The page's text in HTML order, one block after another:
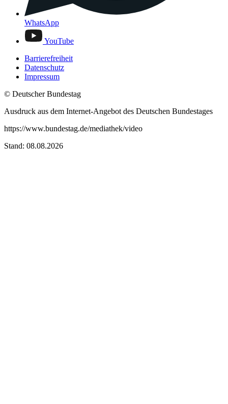
WhatsApp
YouTube
Barrierefreiheit
Datenschutz
Impressum
© Deutscher Bundestag
Ausdruck aus dem Internet-Angebot des Deutschen Bundestages
https://www.bundestag.de/mediathek/video
Stand: 08.08.2026